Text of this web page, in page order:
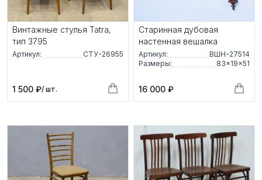
Винтажные стулья Tatra,
тип 3795
Артикул: СТУ-26955
1 500 ₽/ шт.
Старинная дубовая
настенная вешалка
Артикул:
ВШН-27514
Размеры:
83×19×51
16 000 ₽